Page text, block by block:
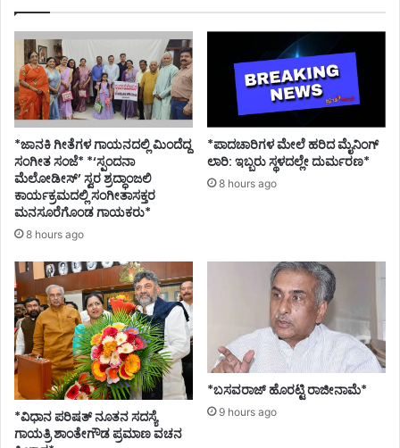
*ಜಾನಕಿ ಗೀತೆಗಳ ಗಾಯನದಲ್ಲಿ ಮಿಂದೆದ್ದ
ಸಂಗೀತ ಸಂಜೆ* *‘ಸ್ಪಂದನಾ
ಮೆಲೋಡೀಸ್’ ಸ್ವರ ಶ್ರದ್ಧಾಂಜಲಿ
ಕಾರ್ಯಕ್ರಮದಲ್ಲಿ ಸಂಗೀತಾಸಕ್ತರ
ಮನಸೂರೆಗೊಂಡ ಗಾಯಕರು*
8 hours ago
*ಪಾದಚಾರಿಗಳ ಮೇಲೆ ಹರಿದ ಮೈನಿಂಗ್
ಲಾರಿ: ಇಬ್ಬರು ಸ್ಥಳದಲ್ಲೇ ದುರ್ಮರಣ*
8 hours ago
*ವಿಧಾನ ಪರಿಷತ್ ನೂತನ ಸದಸ್ಯೆ
ಗಾಯತ್ರಿ ಶಾಂತೇಗೌಡ ಪ್ರಮಾಣ ವಚನ
*ಬಸವರಾಜ್ ಹೊರಟ್ಟಿ ರಾಜೀನಾಮೆ*
9 hours ago